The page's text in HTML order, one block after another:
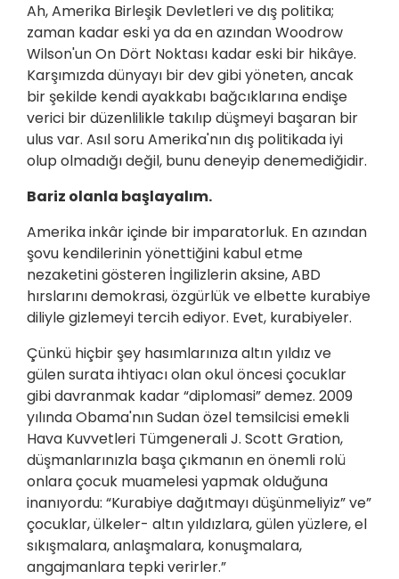
Ah, Amerika Birleşik Devletleri ve dış politika;
zaman kadar eski ya da en azından Woodrow
Wilson'un On Dört Noktası kadar eski bir hikâye.
Karşımızda dünyayı bir dev gibi yöneten, ancak
bir şekilde kendi ayakkabı bağcıklarına endişe
verici bir düzenlilikle takılıp düşmeyi başaran bir
ulus var. Asıl soru Amerika'nın dış politikada iyi
olup olmadığı değil, bunu deneyip denemediğidir.
Bariz olanla başlayalım.
Amerika inkâr içinde bir imparatorluk. En azından
şovu kendilerinin yönettiğini kabul etme
nezaketini gösteren İngilizlerin aksine, ABD
hırslarını demokrasi, özgürlük ve elbette kurabiye
diliyle gizlemeyi tercih ediyor. Evet, kurabiyeler.
Çünkü hiçbir şey hasımlarınıza altın yıldız ve
gülen surata ihtiyacı olan okul öncesi çocuklar
gibi davranmak kadar “diplomasi” demez. 2009
yılında Obama'nın Sudan özel temsilcisi emekli
Hava Kuvvetleri Tümgenerali J. Scott Gration,
düşmanlarınızla başa çıkmanın en önemli rolü
onlara çocuk muamelesi yapmak olduğuna
inanıyordu: “Kurabiye dağıtmayı düşünmeliyiz” ve”
çocuklar, ülkeler- altın yıldızlara, gülen yüzlere, el
sıkışmalara, anlaşmalara, konuşmalara,
angajmanlara tepki verirler.”